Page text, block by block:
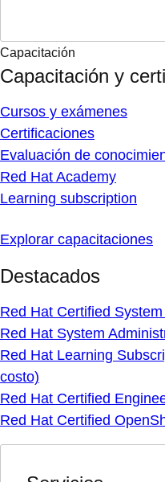
Capacitación
Capacitación y
Cursos y exámenes
Certificaciones
Evaluación de
Red Hat Academy
Learning subscription
Explorar capacitaciones
Destacados
Red Hat Certified
Red Hat System
Red Hat Learning
costo)
Red Hat Certified
Red Hat Certified